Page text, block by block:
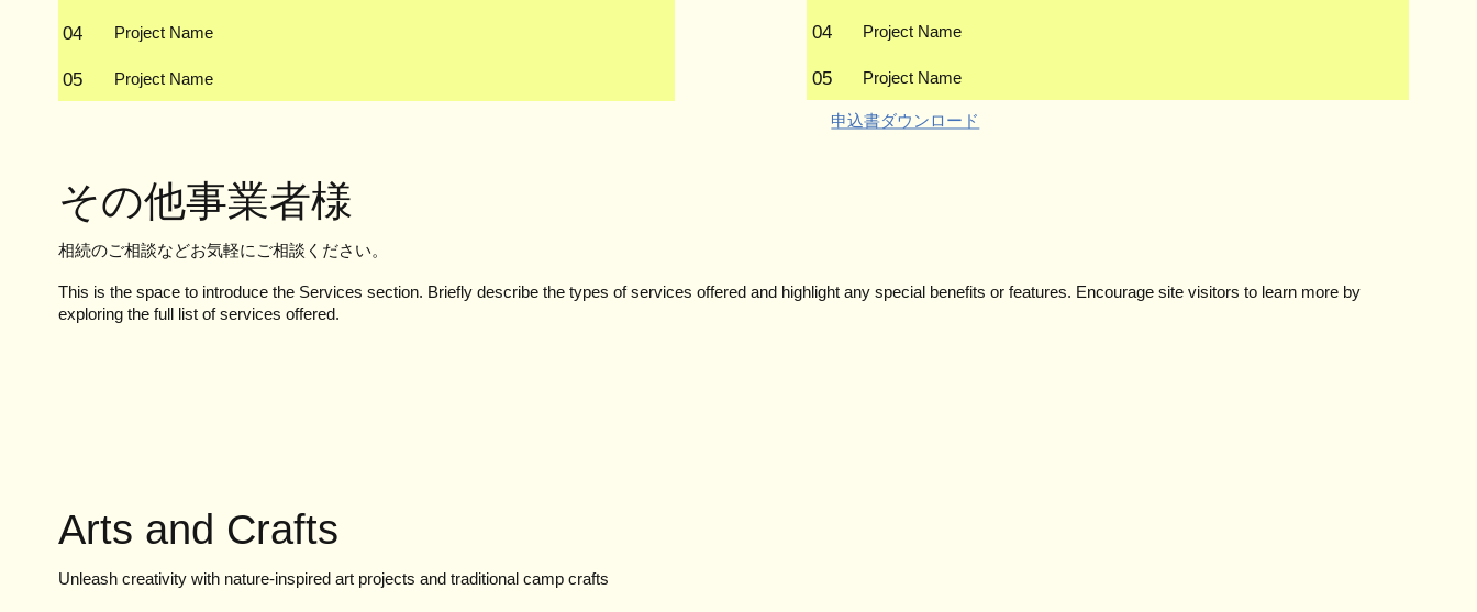
​申込書ダウンロード
04 Project Name
05 Project Name
その他事業者様
相続のご相談などお気軽にご相談ください。
This is the space to introduce the Services section. Briefly describe the types of services offered and highlight any special benefits or features. Encourage site visitors to learn more by
exploring the full list of services offered.
Arts and Crafts
Unleash creativity with nature-inspired art projects and traditional camp crafts
04 Project Name
05 Project Name